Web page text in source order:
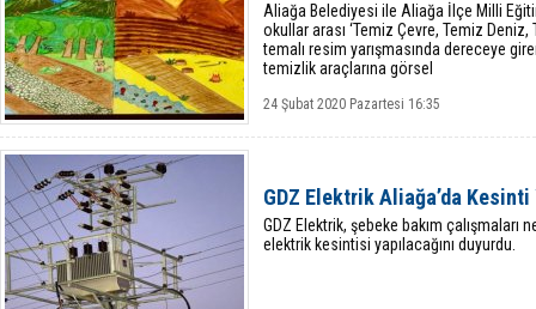
Aliağa Belediyesi ile Aliağa İlçe Milli
okullar arası ‘Temiz Çevre, Temiz
temalı resim yarışmasında dereceye
temizlik araçlarına görsel
24 Şubat 2020 Pazartesi 16:35
GDZ Elektrik Aliağa’da Kesinti
GDZ Elektrik, şebeke bakım çalışmaları
elektrik kesintisi yapılacağını duyurdu.